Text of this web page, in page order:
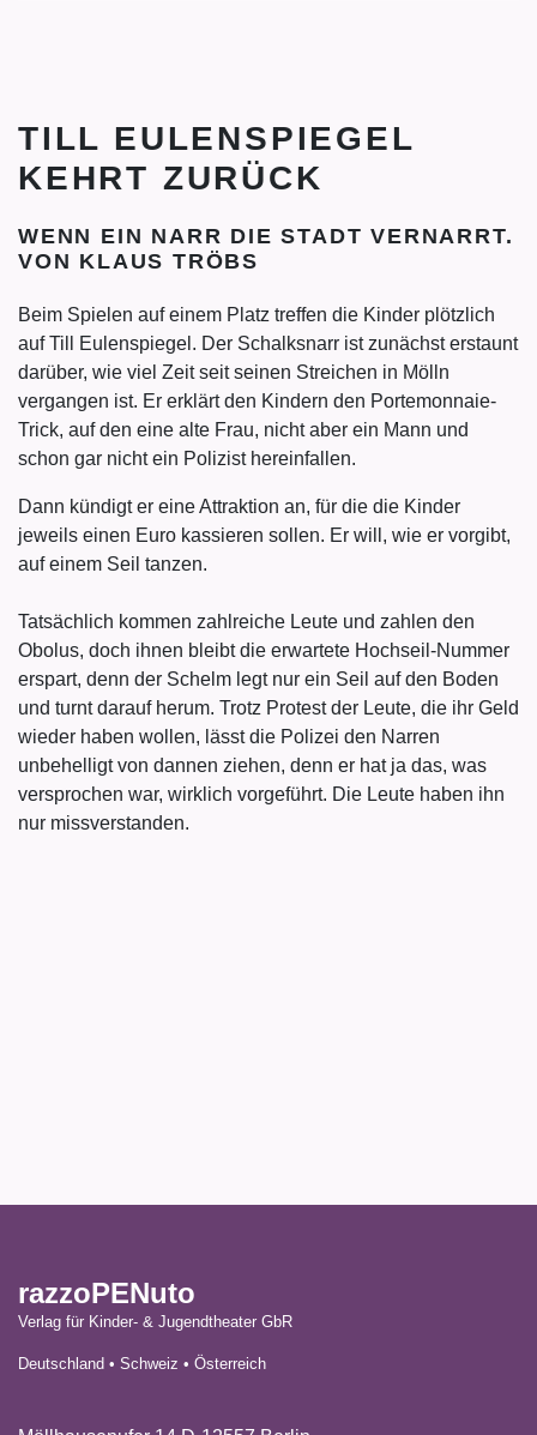
TILL EULENSPIEGEL
KEHRT ZURÜCK
WENN EIN NARR DIE STADT VERNARRT.
VON KLAUS TRÖBS
Beim Spielen auf einem Platz treffen die Kinder plötzlich
auf Till Eulenspiegel. Der Schalksnarr ist zunächst erstaunt
darüber, wie viel Zeit seit seinen Streichen in Mölln
vergangen ist. Er erklärt den Kindern den Portemonnaie-
Trick, auf den eine alte Frau, nicht aber ein Mann und
schon gar nicht ein Polizist hereinfallen.
Dann kündigt er eine Attraktion an, für die die Kinder
jeweils einen Euro kassieren sollen. Er will, wie er vorgibt,
auf einem Seil tanzen.
Tatsächlich kommen zahlreiche Leute und zahlen den
Obolus, doch ihnen bleibt die erwartete Hochseil-Nummer
erspart, denn der Schelm legt nur ein Seil auf den Boden
und turnt darauf herum. Trotz Protest der Leute, die ihr Geld
wieder haben wollen, lässt die Polizei den Narren
unbehelligt von dannen ziehen, denn er hat ja das, was
versprochen war, wirklich vorgeführt. Die Leute haben ihn
nur missverstanden.
razzoPENuto
Verlag für Kinder- & Jugendtheater GbR
Deutschland • Schweiz • Österreich